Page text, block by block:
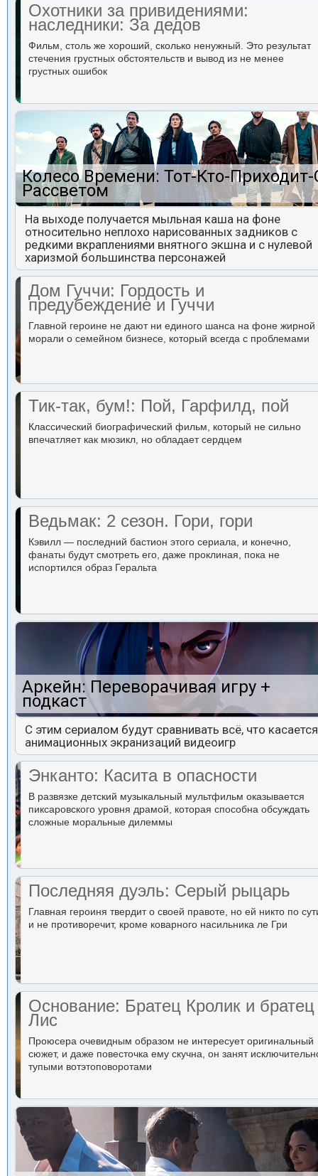
Охотники за привидениями:
наследники: За дедов
Фильм, столь же хороший, сколько ненужный. Это результат
стечения грустных обстоятельств и вывод из не менее
грустных ошибок
Колесо Времени: Тот-Кто-
Рассветом
На выходе получается мыльная каша на фоне
относительно неплохо нарисованных задников с
редкими вкраплениями внятного экшна и с нулевой
харизмой большинства персонажей
Дом Гуччи: Гордость и
предубеждение и Гуччи
Главной героине не дают ни единого шанса на фоне жирной
морали о семейном бизнесе, который всегда с проблемами
Тик-так, бум!: Пой, Гарфилд, пой
Классический биографический фильм, который не сильно
впечатляет как мюзикл, но обладает сердцем
Ведьмак: 2 сезон. Гори, гори
Кэвилл — последний бастион этого сериала, и конечно,
фанаты будут смотреть его, даже проклиная, пока не
испортился образ Геральта
Аркейн: Переворачивая игру +
подкаст
С этим сериалом будут сравнивать всё, что касается
анимационных экранизаций видеоигр
Энканто: Касита в опасности
В развязке детский музыкальный мультфильм оказывается
пиксаровского уровня драмой, которая способна обсуждать
сложные моральные дилеммы
Последняя дуэль: Серый рыцарь
Главная героиня твердит о своей правоте, но ей никто по
и не противоречит, кроме коварного насильника ле Гри
Основание: Братец Кролик и братец
Лис
Проюсера очевидным образом не интересует оригинальный
сюжет, и даже повесточка ему скучна, он занят
тупыми вотэтоповоротами